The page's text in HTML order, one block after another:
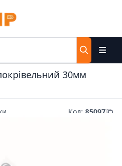
30мм
Код: 85097